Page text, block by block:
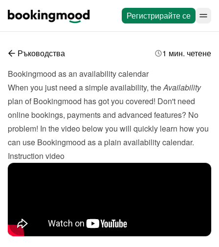
Регистрирайте се
Ръководства
1 мин. четене
Bookingmood as an availability calendar
When you just need a simple availability, the Availability
plan of Bookingmood has got you covered! Don't need
online bookings, payments and advanced features? No
problem! In the video below you will quickly learn how you
can use Bookingmood as a plain availability calendar.
Instruction video